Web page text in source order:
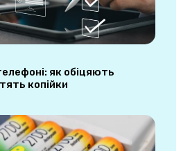
як обіцяють
копійки